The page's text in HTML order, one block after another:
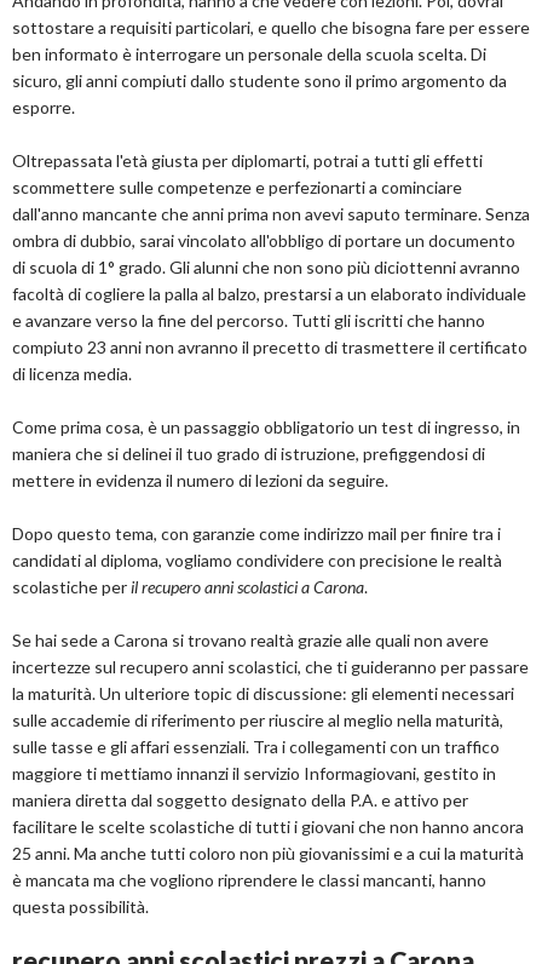
sottostare a requisiti particolari, e quello che bisogna fare per essere
ben informato è interrogare un personale della scuola scelta. Di
sicuro, gli anni compiuti dallo studente sono il primo argomento da
esporre.
Oltrepassata l'età giusta per diplomarti, potrai a tutti gli effetti
scommettere sulle competenze e perfezionarti a cominciare
dall'anno mancante che anni prima non avevi saputo terminare. Senza
ombra di dubbio, sarai vincolato all'obbligo di portare un documento
di scuola di 1° grado. Gli alunni che non sono più diciottenni avranno
facoltà di cogliere la palla al balzo, prestarsi a un elaborato individuale
e avanzare verso la fine del percorso. Tutti gli iscritti che hanno
compiuto 23 anni non avranno il precetto di trasmettere il certificato
di licenza media.
Come prima cosa, è un passaggio obbligatorio un test di ingresso, in
maniera che si delinei il tuo grado di istruzione, prefiggendosi di
mettere in evidenza il numero di lezioni da seguire.
Dopo questo tema, con garanzie come indirizzo mail per finire tra i
candidati al diploma, vogliamo condividere con precisione le realtà
scolastiche peril recupero anni scolastici a Carona.
Se hai sede a Carona si trovano realtà grazie alle quali non avere
incertezze sul recupero anni scolastici, che ti guideranno per passare
la maturità. Un ulteriore topic di discussione: gli elementi necessari
sulle accademie di riferimento per riuscire al meglio nella maturità,
sulle tasse e gli affari essenziali. Tra i collegamenti con un traffico
maggiore ti mettiamo innanzi il servizio Informagiovani, gestito in
maniera diretta dal soggetto designato della P.A. e attivo per
facilitare le scelte scolastiche di tutti i giovani che non hanno ancora
25 anni. Ma anche tutti coloro non più giovanissimi e a cui la maturità
è mancata ma che vogliono riprendere le classi mancanti, hanno
questa possibilità.